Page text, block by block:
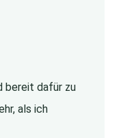
bereit dafür zu
als ich